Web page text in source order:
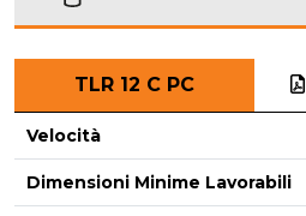
TLR 12 C PC
Velocità
Dimensioni Minime Lavorabili